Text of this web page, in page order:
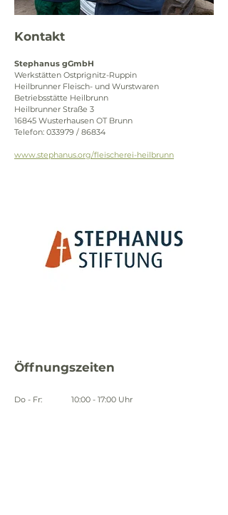
Kontakt
Stephanus gGmbH
Werkstätten Ostprignitz-Ruppin
Heilbrunner Fleisch- und Wurstwaren
Betriebsstätte Heilbrunn
Heilbrunner Straße 3
16845 Wusterhausen OT Brunn
Telefon: 033979 / 86834
www.stephanus.org/fleischerei-heilbrunn
Öffnungszeiten
Do - Fr:	10:00 - 17:00 Uhr